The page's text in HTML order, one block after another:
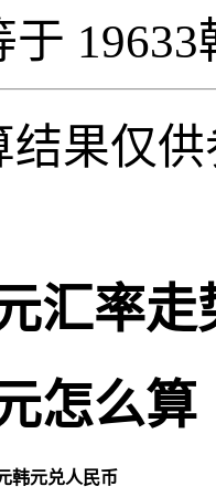
于
结果仅
汇率走
怎么算
韩元兑人民币